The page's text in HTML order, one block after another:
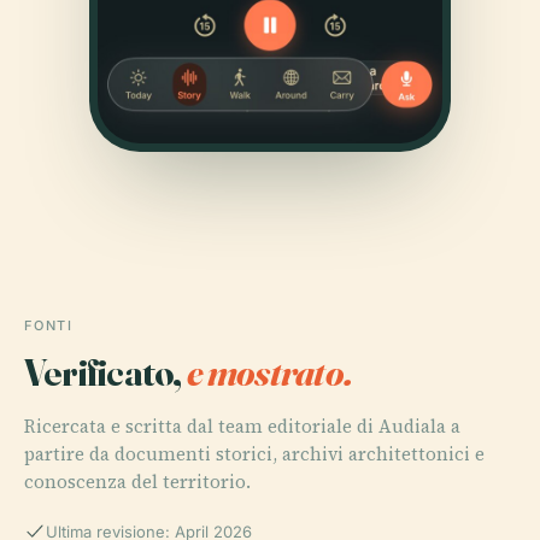
FONTI
Verificato,e mostrato.
Ricercata e scritta dal team editoriale di Audiala a
partire da documenti storici, archivi architettonici e
conoscenza del territorio.
Ultima revisione: April 2026